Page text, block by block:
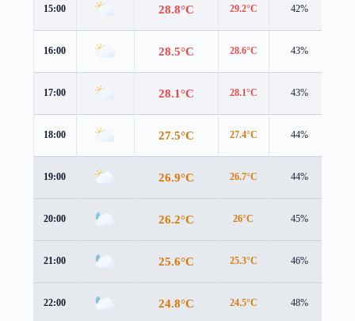
15:00 28.8°C 29.2°C 42%
16:00 28.5°C 28.6°C 43%
17:00 28.1°C 28.1°C 43%
18:00 27.5°C 27.4°C 44%
19:00 26.9°C 26.7°C 44%
20:00 26.2°C 26°C 45%
21:00 25.6°C 25.3°C 46%
22:00 24.8°C 24.5°C 48%